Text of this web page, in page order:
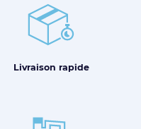
Livraison rapide